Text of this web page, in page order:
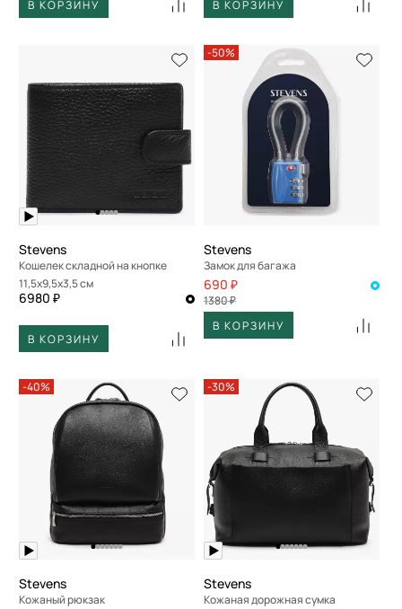
В КОРЗИНУ В КОРЗИНУ
Stevens
Кошелек складной на кнопке
11,5x9,5x3,5 см
6980 ₽
В КОРЗИНУ
-50%
Stevens
Замок для багажа
690 ₽
1380 ₽
В КОРЗИНУ
-40%
Stevens
Кожаный рюкзак
-30%
Stevens
Кожаная дорожная сумка